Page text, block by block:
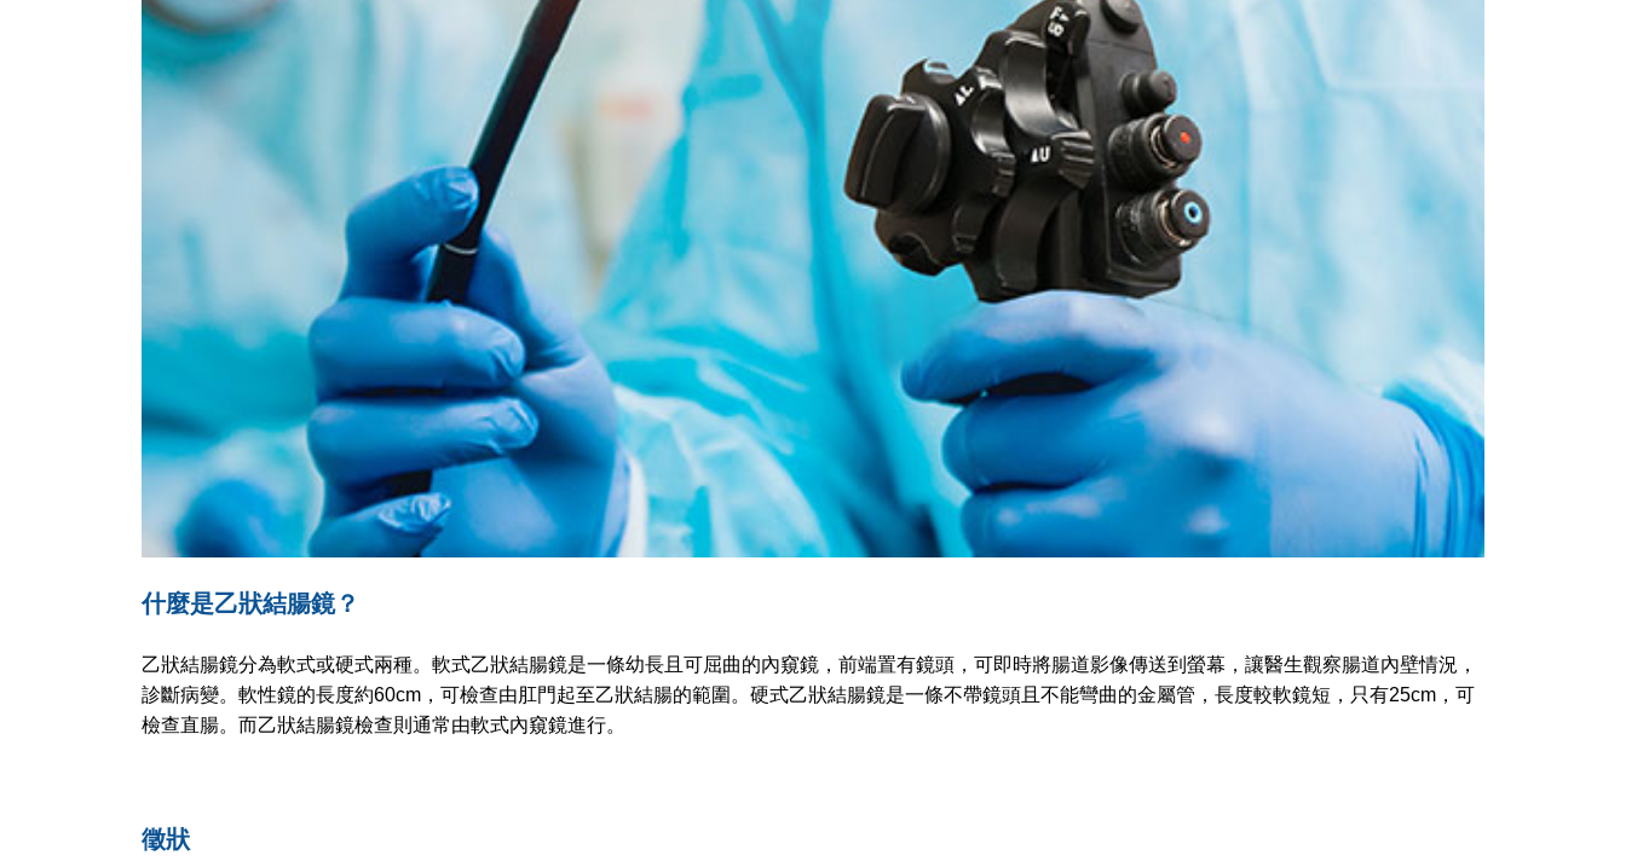
什麼是乙狀結腸鏡？
乙狀結腸鏡分為軟式或硬式兩種。軟式乙狀結腸鏡是一條幼長且可屈曲的內窺鏡，前端置有鏡頭，可即時將腸道影像傳送到螢幕，讓醫生觀察腸道內壁情況，
診斷病變。軟性鏡的長度約60cm，可檢查由肛門起至乙狀結腸的範圍。硬式乙狀結腸鏡是一條不帶鏡頭且不能彎曲的金屬管，長度較軟鏡短，只有25cm，可
檢查直腸。而乙狀結腸鏡檢查則通常由軟式內窺鏡進行。
徵狀